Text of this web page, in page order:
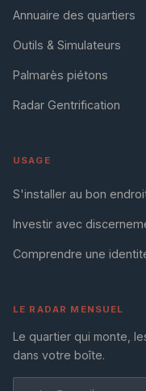
Annuaire des quartiers
Outils & Simulateurs
Palmarès piétons
Radar Gentrification
USAGE
S'installer au bon
Investir avec
Comprendre une
LE RADAR MENSUEL
Le quartier qui monte,
dans votre boîte.